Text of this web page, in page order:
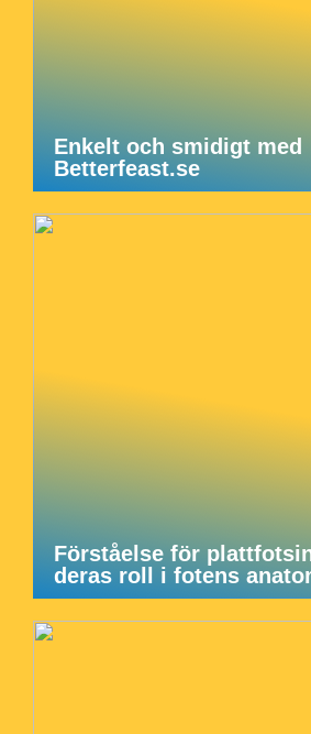
Enkelt och smidigt med
Betterfeast.se
Förståelse för
deras roll i fotens